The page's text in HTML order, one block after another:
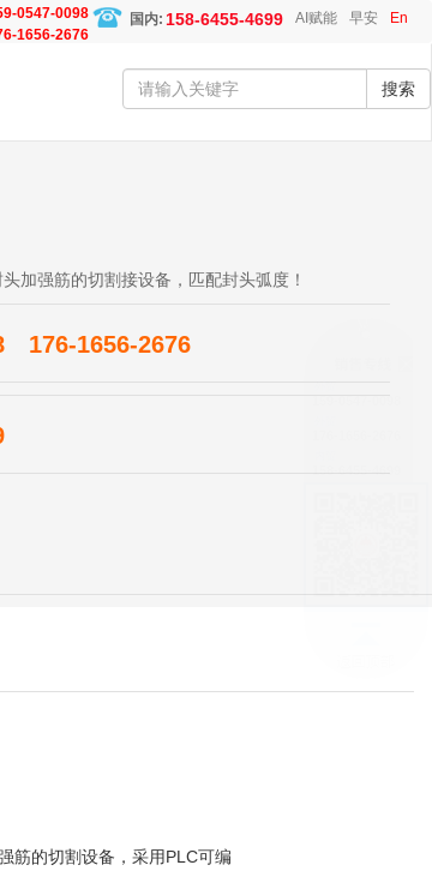
0547-0098
1656-2676
国内: 158-6455-4699 AI赋能 早安 En
搜索
加强筋的切割接设备，匹配封头弧度！
176-1656-2676
筋的切割设备，采用PLC可编